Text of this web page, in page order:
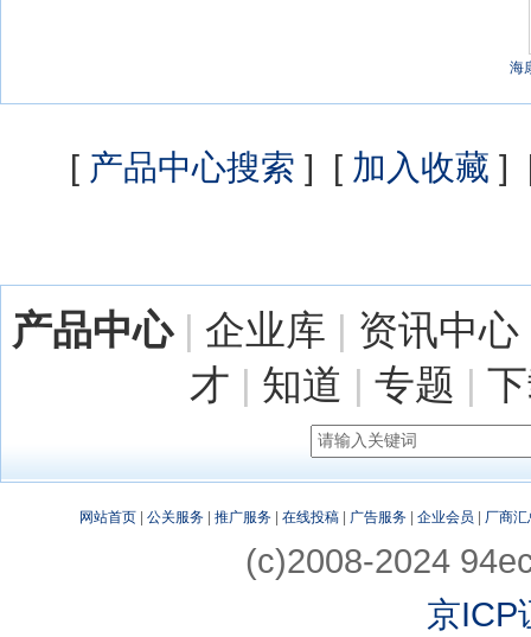
海
[ 产品中心搜索 ] [ 加入收藏 ]
产品中心| 企业库 | 资讯中心
才 | 知道 | 专题 |
网站首页| 公关服务| 推广服务| 在线投稿| 广告服务| 企业会员 厂商汇
(c)2008-2024
京ICP